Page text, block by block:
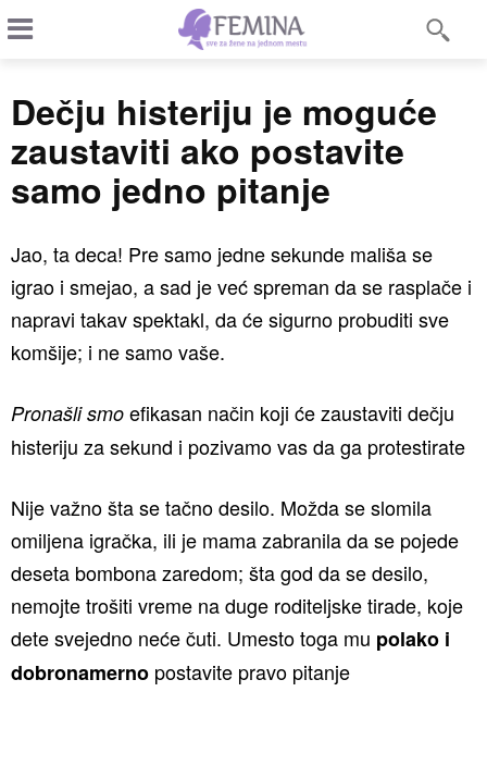
Dečju histeriju je moguće
zaustaviti ako postavite
samo jedno pitanje
Jao, ta deca! Pre samo jedne sekunde mališa se
igrao i smejao, a sad je već spreman da se rasplače i
napravi takav spektakl, da će sigurno probuditi sve
komšije; i ne samo vaše.
Pronašli smo efikasan način koji će zaustaviti dečju
histeriju za sekund i pozivamo vas da ga protestirate
Nije važno šta se tačno desilo. Možda se slomila
omiljena igračka, ili je mama zabranila da se pojede
deseta bombona zaredom; šta god da se desilo,
nemojte trošiti vreme na duge roditeljske tirade, koje
dete svejedno neće čuti. Umesto toga mu polako i
dobronamerno postavite pravo pitanje